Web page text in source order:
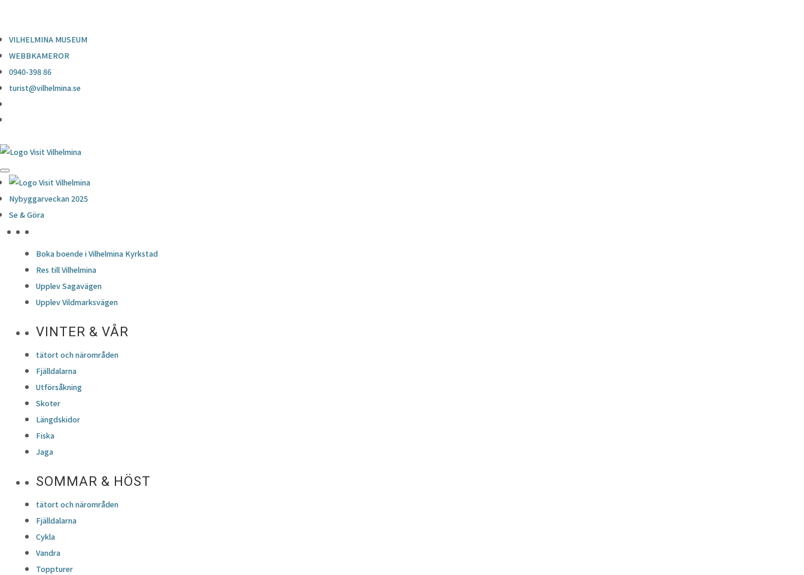
VILHELMINA MUSEUM
WEBBKAMEROR
0940-398 86
turist@vilhelmina.se
Nybyggarveckan 2025
Se & Göra
Boka boende i Vilhelmina Kyrkstad
Res till Vilhelmina
Upplev Sagavägen
Upplev Vildmarksvägen
VINTER & VÅR
tätort och närområden
Fjälldalarna
Utförsåkning
Skoter
Längdskidor
Fiska
Jaga
SOMMAR & HÖST
tätort och närområden
Fjälldalarna
Cykla
Vandra
Toppturer